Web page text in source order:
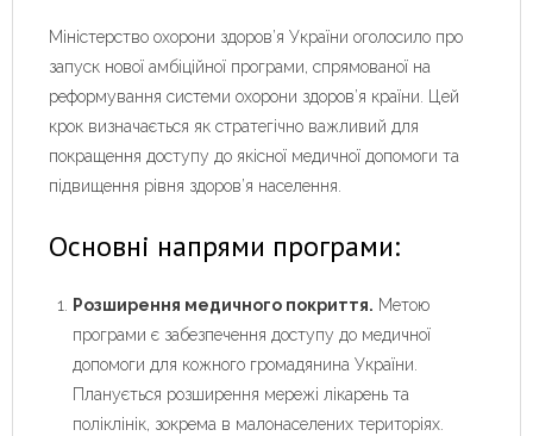
Міністерство охорони здоров’я України оголосило про
запуск нової амбіційної програми, спрямованої на
реформування системи охорони здоров’я країни. Цей
крок визначається як стратегічно важливий для
покращення доступу до якісної медичної допомоги та
підвищення рівня здоров’я населення.
Основні напрями програми:
Розширення медичного покриття. Метою
програми є забезпечення доступу до медичної
допомоги для кожного громадянина України.
Планується розширення мережі лікарень та
поліклінік, зокрема в малонаселених територіях.